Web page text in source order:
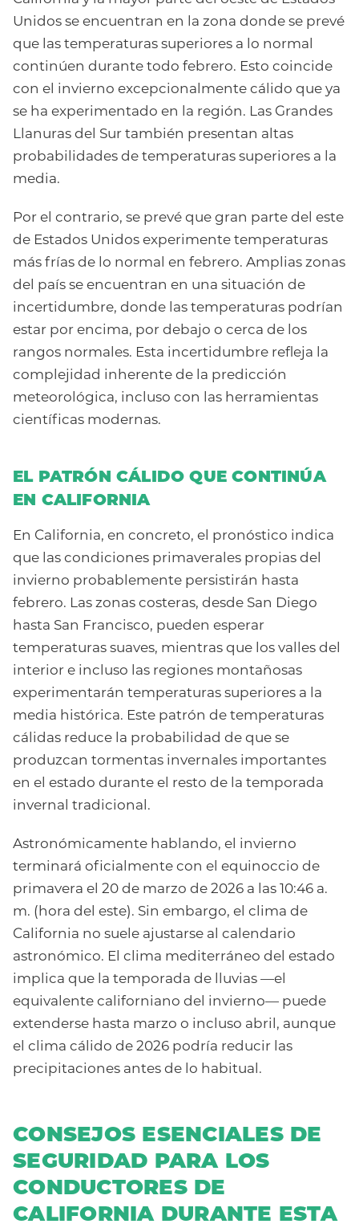
Unidos se encuentran en la zona donde se prevé
que las temperaturas superiores a lo normal
continúen durante todo febrero. Esto coincide
con el invierno excepcionalmente cálido que ya
se ha experimentado en la región. Las Grandes
Llanuras del Sur también presentan altas
probabilidades de temperaturas superiores a la
media.
Por el contrario, se prevé que gran parte del este
de Estados Unidos experimente temperaturas
más frías de lo normal en febrero. Amplias zonas
del país se encuentran en una situación de
incertidumbre, donde las temperaturas podrían
estar por encima, por debajo o cerca de los
rangos normales. Esta incertidumbre refleja la
complejidad inherente de la predicción
meteorológica, incluso con las herramientas
científicas modernas.
EL PATRÓN CÁLIDO QUE CONTINÚA
EN CALIFORNIA
En California, en concreto, el pronóstico indica
que las condiciones primaverales propias del
invierno probablemente persistirán hasta
febrero. Las zonas costeras, desde San Diego
hasta San Francisco, pueden esperar
temperaturas suaves, mientras que los valles del
interior e incluso las regiones montañosas
experimentarán temperaturas superiores a la
media histórica. Este patrón de temperaturas
cálidas reduce la probabilidad de que se
produzcan tormentas invernales importantes
en el estado durante el resto de la temporada
invernal tradicional.
Astronómicamente hablando, el invierno
terminará oficialmente con el equinoccio de
primavera el 20 de marzo de 2026 a las 10:46 a.
m. (hora del este). Sin embargo, el clima de
California no suele ajustarse al calendario
astronómico. El clima mediterráneo del estado
implica que la temporada de lluvias —el
equivalente californiano del invierno— puede
extenderse hasta marzo o incluso abril, aunque
el clima cálido de 2026 podría reducir las
precipitaciones antes de lo habitual.
CONSEJOS ESENCIALES DE
SEGURIDAD PARA LOS
CONDUCTORES DE
CALIFORNIA DURANTE ESTA